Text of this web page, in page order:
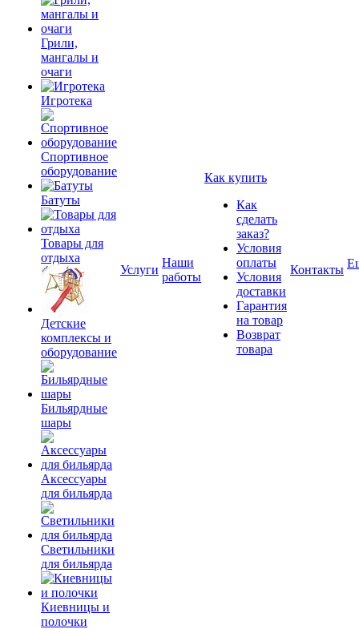
Грили,
мангалы и
очаги
Игротека
Спортивное
оборудование
Батуты
Товары для
отдыха
Детские
комплексы и
оборудование
Бильярдные
шары
Аксессуары
для бильярда
Светильники
для бильярда
Киевницы и
полочки
Услуги
Наши
работы
Как купить
Как
сделать
заказ?
Условия
оплаты
Условия
доставки
Гарантия
на товар
Возврат
товара
Контакты